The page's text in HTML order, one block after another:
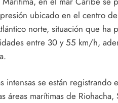
ubicado en el centro
norte, situación que ha
entre 30 y 55 km/h,
intensas se están
áreas marítimas de Riohacha,